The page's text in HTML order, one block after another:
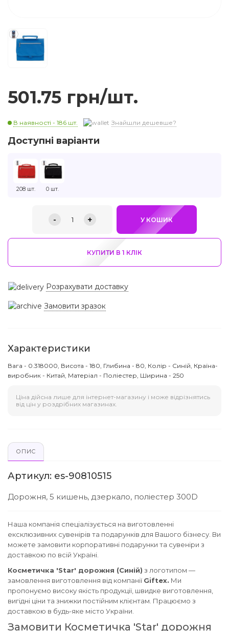
501.75 грн/шт.
В наявності - 186 шт. Знайшли дешевше?
Доступні варіанти
208 шт. 0 шт.
- 1 + У КОШИК
КУПИТИ В 1 КЛIК
Розрахувати доставку
Замовити зразок
Характеристики
Вага - 0.318000, Висота - 180, Глибина - 80, Колір - Синій, Країна-
виробник - Китай, Матеріал - Поліестер, Ширина - 250
Ціна дійсна лише для інтернет-магазину і може відрізнятись
від цін у роздрібних магазинах.
ОПИС
Артикул: es-90810515
Дорожня, 5 кишень, дзеркало, поліестер 300D
Наша компанія спеціалізується на виготовленні
ексклюзивних сувенірів та подарунків для Вашого бізнесу. Ви
можете замовити корпоративні подарунки та сувеніри з
доставкою по всій Україні.
Косметичка 'Star' дорожня (Синій) з логотипом —
замовлення виготовлення від компанії Giftex. Ми
пропонуємо високу якість продукції, швидке виготовлення,
вигідні ціни та знижки постійним клієнтам. Працюємо з
доставкою в будь-яке місто України.
Замовити Косметичка 'Star' дорожня